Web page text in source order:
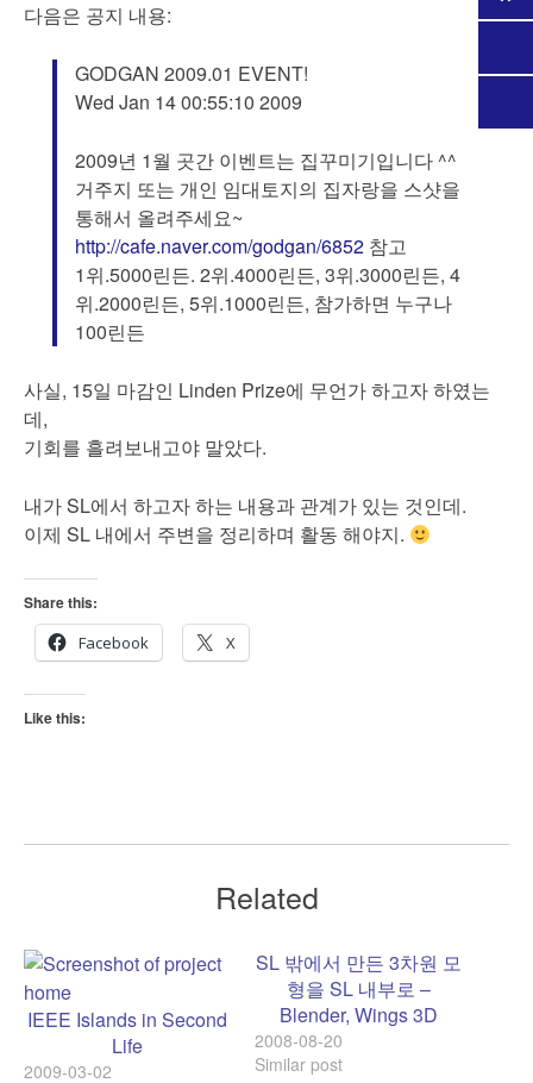
다음은 공지 내용:
GODGAN 2009.01 EVENT!
Wed Jan 14 00:55:10 2009
2009년 1월 곳간 이벤트는 집꾸미기입니다 ^^
거주지 또는 개인 임대토지의 집자랑을 스샷을
통해서 올려주세요~
http://cafe.naver.com/godgan/6852 참고
1위.5000린든. 2위.4000린든, 3위.3000린든, 4
위.2000린든, 5위.1000린든, 참가하면 누구나
100린든
사실, 15일 마감인 Linden Prize에 무언가 하고자 하였는
데,
기회를 흘려보내고야 말았다.
내가 SL에서 하고자 하는 내용과 관계가 있는 것인데.
이제 SL 내에서 주변을 정리하며 활동 해야지.
Share this:
Facebook
X
Like this:
Related
IEEE Islands in Second
Life
2009-03-02
SL 밖에서 만든 3차원 모
형을 SL 내부로 –
Blender, Wings 3D
2008-08-20
Similar post